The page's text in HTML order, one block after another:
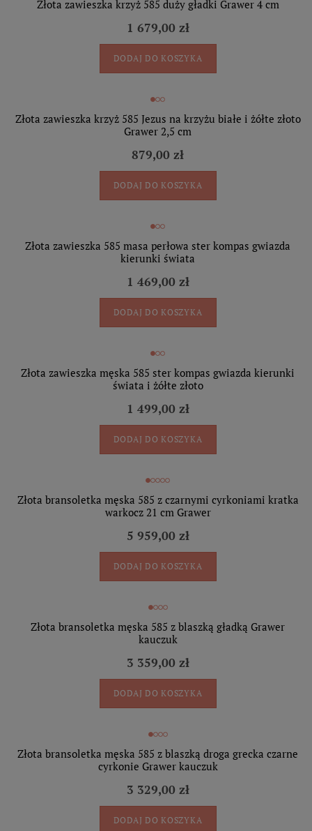
Złota zawieszka krzyż 585 duży gładki Grawer 4 cm
1 679,00 zł
DODAJ DO KOSZYKA
Złota zawieszka krzyż 585 Jezus na krzyżu białe i żółte złoto
Grawer 2,5 cm
879,00 zł
DODAJ DO KOSZYKA
Złota zawieszka 585 masa perłowa ster kompas gwiazda
kierunki świata
1 469,00 zł
DODAJ DO KOSZYKA
Złota zawieszka męska 585 ster kompas gwiazda kierunki
świata i żółte złoto
1 499,00 zł
DODAJ DO KOSZYKA
Złota bransoletka męska 585 z czarnymi cyrkoniami kratka
warkocz 21 cm Grawer
5 959,00 zł
DODAJ DO KOSZYKA
Złota bransoletka męska 585 z blaszką gładką Grawer
kauczuk
3 359,00 zł
DODAJ DO KOSZYKA
Złota bransoletka męska 585 z blaszką droga grecka czarne
cyrkonie Grawer kauczuk
3 329,00 zł
DODAJ DO KOSZYKA